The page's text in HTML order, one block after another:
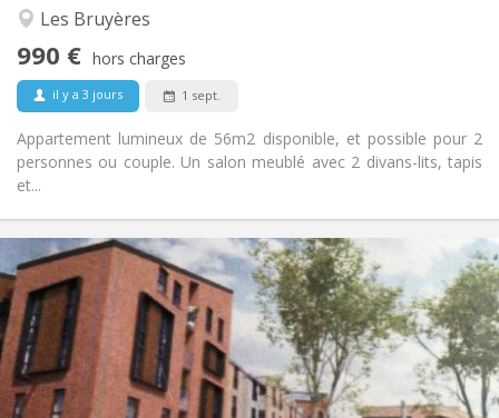
Les Bruyères
990 € hors charges
il y a 3 jours 1 sept.
Appartement lumineux de 56m2 disponible, et possible pour 2
personnes ou couple. Un salon meublé avec 2 divans-lits, tapis
et...
Studieuse, calme, chaleureuse
Infos Pratiques
Loyer:
1050 €
Charges:
120 €
Durée:
12 mois, 3-4 mois, au mois
Domiciliation:
Acceptée
Aménagement